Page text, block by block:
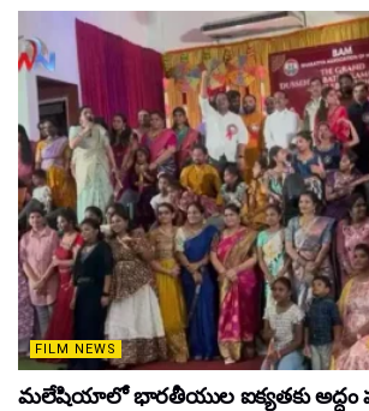
FILM NEWS
మలేషియాలో భారతీయుల ఐక్యతకు అద్దం